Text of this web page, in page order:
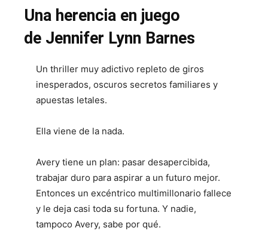
Una herencia en juego
de Jennifer Lynn Barnes
Un thriller muy adictivo repleto de giros
inesperados, oscuros secretos familiares y
apuestas letales.
Ella viene de la nada.
Avery tiene un plan: pasar desapercibida,
trabajar duro para aspirar a un futuro mejor.
Entonces un excéntrico multimillonario fallece
y le deja casi toda su fortuna. Y nadie,
tampoco Avery, sabe por qué.